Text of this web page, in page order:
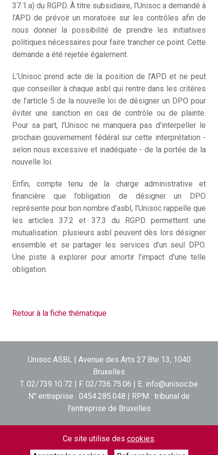
37.1.a) du RGPD. À titre subsidiaire, l’Unisoc a demandé à
l’APD de prévoir unmoratoire sur les contrôles afin de
nous donner la possibilité de prendre les initiatives
politiques nécessaires pour faire trancher ce point. Cette
demande a été rejetée également.
L’Unisoc prend acte de la position de l’APD et ne peut
que conseiller à chaque asbl qui rentre dans les critères
de l’article 5 de la nouvelle loi de désigner un DPO pour
éviter une sanction en cas de contrôle ou de plainte.
Pour sa part, l’Unisoc ne manquera pas d’interpeller le
prochain gouvernement fédéral sur cette interprétation -
selon nous excessive et inadéquate - de la portée de la
nouvelle loi.
Enfin, compte tenu de la charge administrative et
financière que l’obligation de désigner un DPO
représente pour bon nombre d’asbl, l’Unisoc rappelle que
les articles 37.2 et 37.3 du RGPD permettent une
mutualisation: plusieurs asbl peuvent dès lors désigner
ensemble et se partager les services d’un seul DPO.
Une piste à explorer pour amortir l’impact d’une telle
obligation.
Retour à la fiche thématique
Unisoc ASBL | Avenue des Arts 27 Bte 13, 1040
Bruxelles
T. 02/739.10.72 | F. 02/736.75.06 | E. info@unisoc.be
N° entreprise : 0454.285.048 | RPM : tribunal de
l'entreprise de Bruxelles
lettre d'information
Ce site utilise des cookies.